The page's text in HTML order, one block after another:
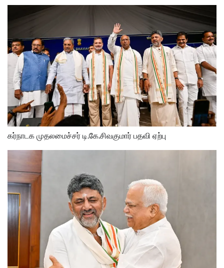
கர்நாடக முதலமைச்சர் டி.கே.சிவகுமார் பதவி ஏற்பு